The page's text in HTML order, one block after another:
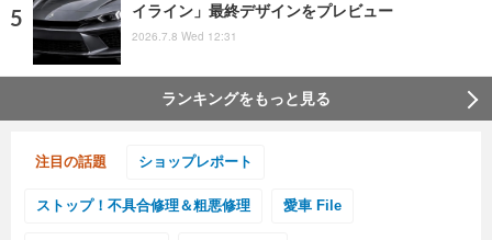
イライン」最終デザインをプレビュー
2026.7.8 Wed 12:31
ランキングをもっと見る
注目の話題 ショップレポート
ストップ！不具合修理＆粗悪修理 愛車 File